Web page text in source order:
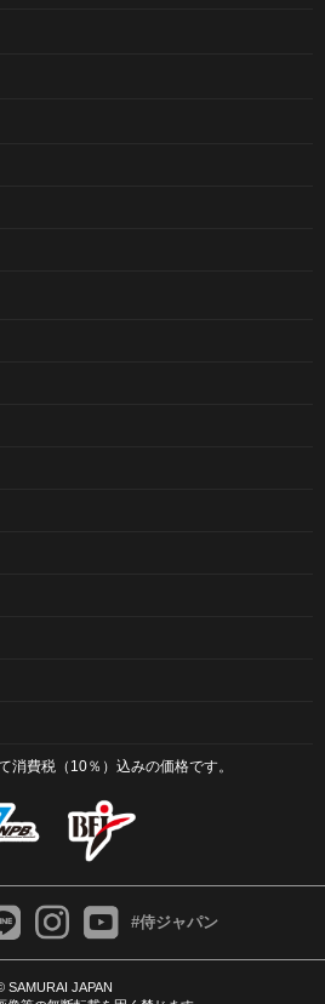
消費税（10％）込みの価格です。
#侍ジャパン
SAMURAI JAPAN